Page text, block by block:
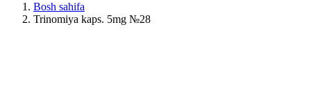
Bosh sahifa
Trinomiya kaps. 5mg №28